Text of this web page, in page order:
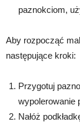
paznokciom,
Aby rozpocząć
następujące kroki:
Przygotuj
wypolerowanie
Nałóż